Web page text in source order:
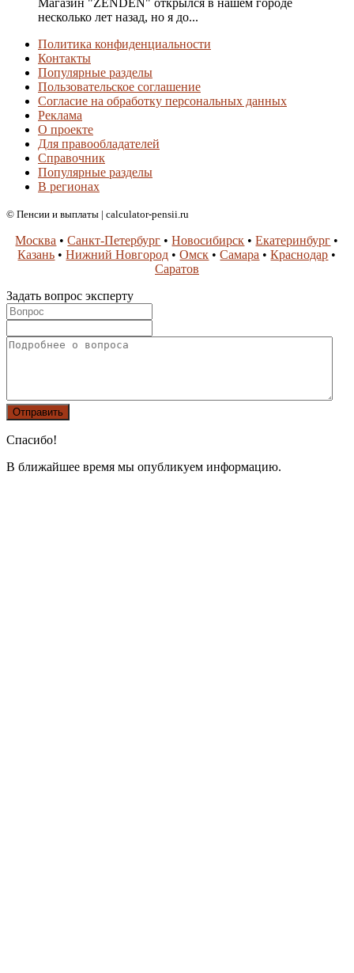
Магазин "ZENDEN" открылся в нашем городе
несколько лет назад, но я до...
Политика конфиденциальности
Контакты
Популярные разделы
Пользовательское соглашение
Согласие на обработку персональных данных
Реклама
О проекте
Для правообладателей
Справочник
Популярные разделы
В регионах
© Пенсии и выплаты | calculator-pensii.ru
Москва •Санкт-Петербург •Новосибирск •Екатеринбург •
Казань •Нижний Новгород •Омск •Самара •Краснодар •
Саратов
Задать вопрос эксперту
Спасибо!
В ближайшее время мы опубликуем информацию.